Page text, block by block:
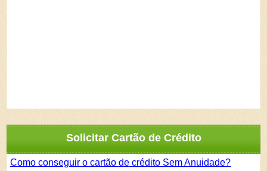
Solicitar Cartão de Crédito
Como conseguir o cartão de crédito Sem Anuidade?